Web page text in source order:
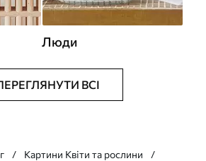
Люди
ВСІ
Картини Квіти та рослини